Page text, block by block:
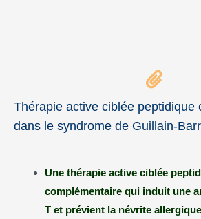
Thérapie active ciblée peptidique
dans le syndrome de Guillain-
Une thérapie active ciblée
complémentaire qui induit une
T et prévient la névrite